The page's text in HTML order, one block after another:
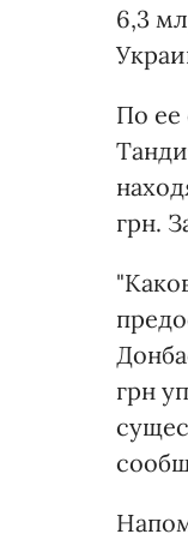
6,3
По ее
грн.
грн